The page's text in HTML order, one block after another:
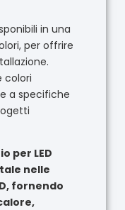
in una
per offrire
colori
a specifiche
per LED
nelle
fornendo